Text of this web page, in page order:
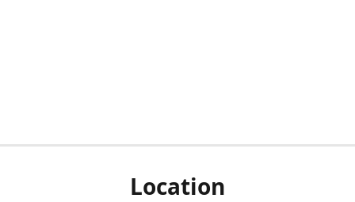
Location